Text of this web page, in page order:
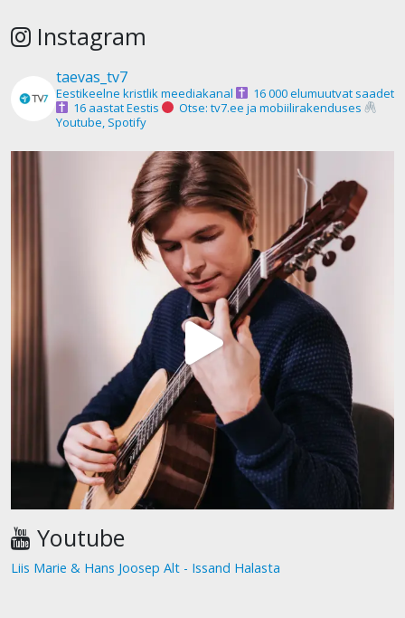
Instagram
taevas_tv7
Eestikeelne kristlik meediakanal
16 000 elumuutvat saadet
16 aastat Eestis
Otse: tv7.ee ja mobiilirakenduses
Youtube, Spotify
Youtube
Liis Marie & Hans Joosep Alt - Issand Halasta